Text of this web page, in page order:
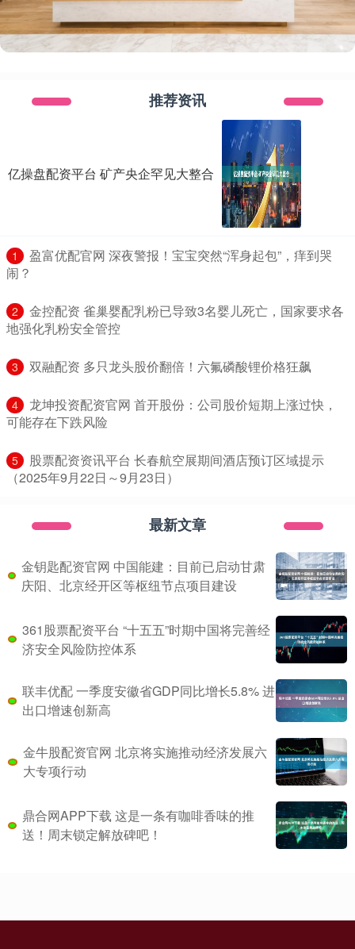
推荐资讯
亿操盘配资平台 矿产央企罕见大整合
1
​盈富优配官网 深夜警报！宝宝突然“浑身起包”，痒到哭
闹？
2
​金控配资 雀巢婴配乳粉已导致3名婴儿死亡，国家要求各
地强化乳粉安全管控
3 ​双融配资 多只龙头股价翻倍！六氟磷酸锂价格狂飙
4
​龙坤投资配资官网 首开股份：公司股价短期上涨过快，
可能存在下跌风险
5
​股票配资资讯平台 长春航空展期间酒店预订区域提示
（2025年9月22日～9月23日）
最新文章
金钥匙配资官网 中国能建：目前已启动甘肃
庆阳、北京经开区等枢纽节点项目建设
361股票配资平台 “十五五”时期中国将完善经
济安全风险防控体系
联丰优配 一季度安徽省GDP同比增长5.8% 进
出口增速创新高
金牛股配资官网 北京将实施推动经济发展六
大专项行动
鼎合网APP下载 这是一条有咖啡香味的推
送！周末锁定解放碑吧！